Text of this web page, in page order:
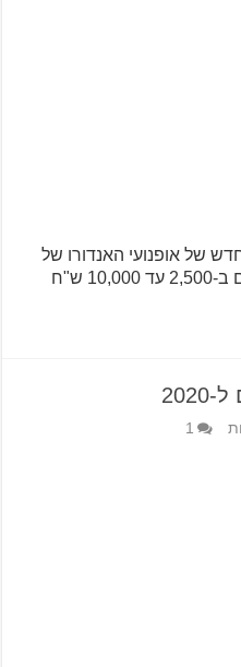
של אופנועי האנדורו של
1